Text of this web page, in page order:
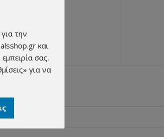
την
και
σας.
για να